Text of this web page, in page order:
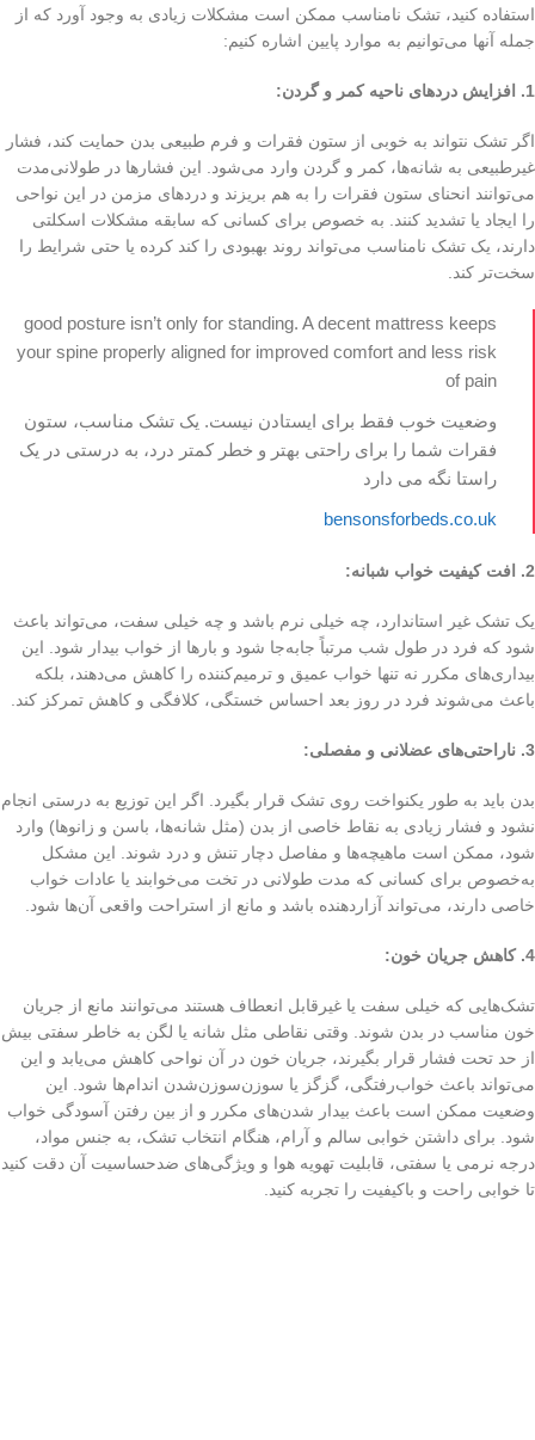
استفاده کنید، تشک نامناسب ممکن است مشکلات زیادی به وجود آورد که از
جمله آنها می‌توانیم به موارد پایین اشاره کنیم:
1. افزایش دردهای ناحیه کمر و گردن:
اگر تشک نتواند به خوبی از ستون فقرات و فرم طبیعی بدن حمایت کند، فشار
غیرطبیعی به شانه‌ها، کمر و گردن وارد می‌شود. این فشارها در طولانی‌مدت
می‌توانند انحنای ستون فقرات را به هم بریزند و دردهای مزمن در این نواحی
را ایجاد یا تشدید کنند. به خصوص برای کسانی که سابقه مشکلات اسکلتی
دارند، یک تشک نامناسب می‌تواند روند بهبودی را کند کرده یا حتی شرایط را
سخت‌تر کند.
good posture isn’t only for standing. A decent mattress keeps
your spine properly aligned for improved comfort and less risk
of pain
وضعیت خوب فقط برای ایستادن نیست. یک تشک مناسب، ستون
فقرات شما را برای راحتی بهتر و خطر کمتر درد، به درستی در یک
راستا نگه می دارد
bensonsforbeds.co.uk
2. افت کیفیت خواب شبانه:
یک تشک غیر استاندارد، چه خیلی نرم باشد و چه خیلی سفت، می‌تواند باعث
شود که فرد در طول شب مرتباً جابه‌جا شود و بارها از خواب بیدار شود. این
بیداری‌های مکرر نه تنها خواب عمیق و ترمیم‌کننده را کاهش می‌دهند، بلکه
باعث می‌شوند فرد در روز بعد احساس خستگی، کلافگی و کاهش تمرکز کند.
3. ناراحتی‌های عضلانی و مفصلی:
بدن باید به طور یکنواخت روی تشک قرار بگیرد. اگر این توزیع به درستی انجام
نشود و فشار زیادی به نقاط خاصی از بدن (مثل شانه‌ها، باسن و زانوها) وارد
شود، ممکن است ماهیچه‌ها و مفاصل دچار تنش و درد شوند. این مشکل
به‌خصوص برای کسانی که مدت طولانی در تخت می‌خوابند یا عادات خواب
خاصی دارند، می‌تواند آزاردهنده باشد و مانع از استراحت واقعی آن‌ها شود.
4. کاهش جریان خون:
تشک‌هایی که خیلی سفت یا غیرقابل انعطاف هستند می‌توانند مانع از جریان
خون مناسب در بدن شوند. وقتی نقاطی مثل شانه یا لگن به خاطر سفتی بیش
از حد تحت فشار قرار بگیرند، جریان خون در آن نواحی کاهش می‌یابد و این
می‌تواند باعث خواب‌رفتگی، گزگز یا سوزن‌سوزن‌شدن اندام‌ها شود. این
وضعیت ممکن است باعث بیدار شدن‌های مکرر و از بین رفتن آسودگی خواب
شود. برای داشتن خوابی سالم و آرام، هنگام انتخاب تشک، به جنس مواد،
درجه نرمی یا سفتی، قابلیت تهویه هوا و ویژگی‌های ضدحساسیت آن دقت کنید
تا خوابی راحت و باکیفیت را تجربه کنید.